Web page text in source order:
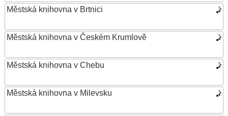
Městská knihovna v Brtnici
Městská knihovna v Českém Krumlově
Městská knihovna v Chebu
Městská knihovna v Milevsku